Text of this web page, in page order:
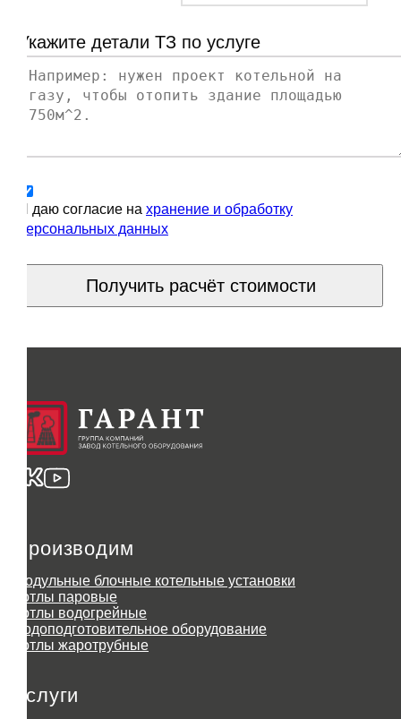
Укажите детали ТЗ по услуге
Я даю согласие на хранение и обработку
персональных данных
Получить расчёт стоимости
Производим
Модульные блочные котельные установки
Котлы паровые
Котлы водогрейные
Водоподготовительное оборудование
Котлы жаротрубные
Услуги